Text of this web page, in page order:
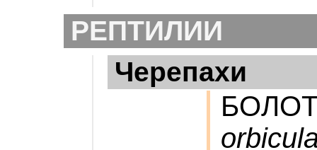
РЕПТИЛИИ
Черепахи